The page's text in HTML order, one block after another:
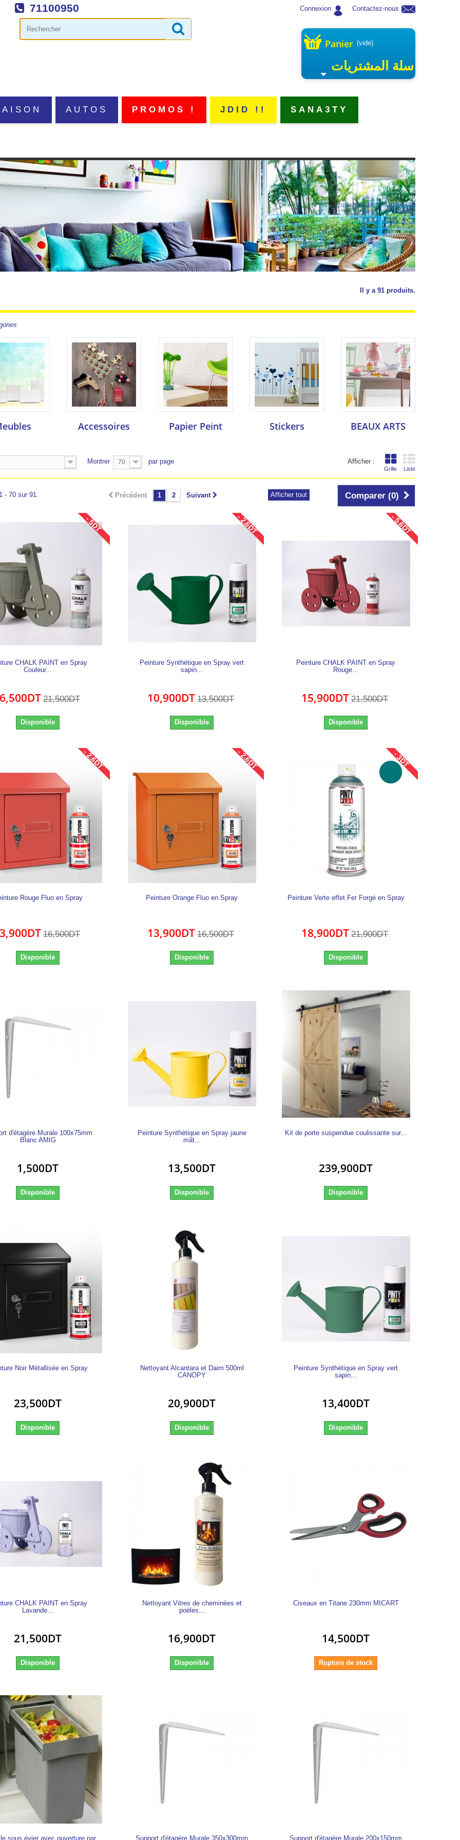
Contactez-nous
71100950 Connexion
Panier (vide)
سلة المشتريات
AUTOS PROMOS ! JDID !! SANA3TY
Il y a 91 produits.
Accessoires Papier Peint Stickers BEAUX ARTS
Afficher :
Grille Liste
Montrer 70 par page
Comparer (0)
Afficher tout
Précédent 1 2 Suivant
- 70 sur 91.
- 5DT
CHALK PAINT en Spray
Couleur...
21,500DT
Disponible
- 2.6DT
Peinture Synthétique en Spray vert
sapin...
10,900DT 13,500DT
Disponible
- 5.6DT
Peinture CHALK PAINT en Spray
Rouge...
15,900DT 21,500DT
Disponible
- 2.6DT
Rouge Fluo en Spray
16,500DT
Disponible
- 2.6DT
Peinture Orange Fluo en Spray
13,900DT 16,500DT
Disponible
- 3DT
Peinture Verte effet Fer Forgé en Spray
18,900DT 21,900DT
Disponible
d'étagère Murale 100x75mm
Blanc AMIG
1,500DT
Disponible
Peinture Synthétique en Spray jaune
mât...
13,500DT
Disponible
Kit de porte suspendue coulissante sur...
239,900DT
Disponible
Noir Métallisée en Spray
23,500DT
Disponible
Nettoyant Alcantara et Daim 500ml
CANOPY
20,900DT
Disponible
Peinture Synthétique en Spray vert
sapin...
13,400DT
Disponible
CHALK PAINT en Spray
Lavande...
21,500DT
Disponible
Nettoyant Vitres de cheminées et
poëles...
16,900DT
Disponible
Ciseaux en Titane 230mm MICART
14,500DT
Rupture de stock
sous évier avec ouverture par Support d'étagère Murale 350x300mm Support d'étagère Murale 200x150mm